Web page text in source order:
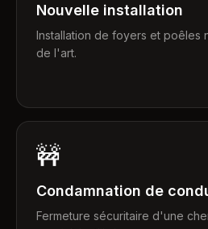
Nouvelle installation
Installation de foyers et poêles
de l'art.
🚧
Condamnation de
Fermeture sécuritaire d'une